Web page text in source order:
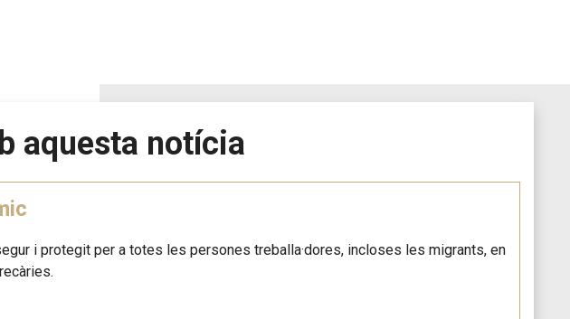
aquesta notícia
i protegit per a totes les persones treballa·dores, incloses les migrants, en